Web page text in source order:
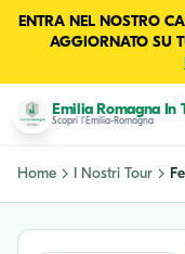
ENTRA NEL NOSTRO
AGGIORNATO SU
Emilia Romagna In
Scopri l'Emilia-Romagna
Home I Nostri Tour